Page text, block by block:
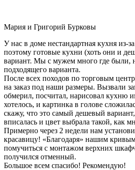
Мария и Григорий Бурковы
У нас в доме нестандартная кухня из-
поэтому готовые кухни (хоть они и
вариант. Мы с мужем много где были,
подходящего варианта.
После всех походов по торговым
на заказ под наши размеры. Вызвали
обмерил, посчитал, нарисовал кухню
хотелось, и картинка в голове
скажу, что это самый дешевый
вписалась и цвет выбрала такой, как
Примерно через 2 недели нам
красавицу! «Благодаря» нашим
помучиться с монтажом верхних
получился отменный.
Большое всем спасибо! Рекомендую!